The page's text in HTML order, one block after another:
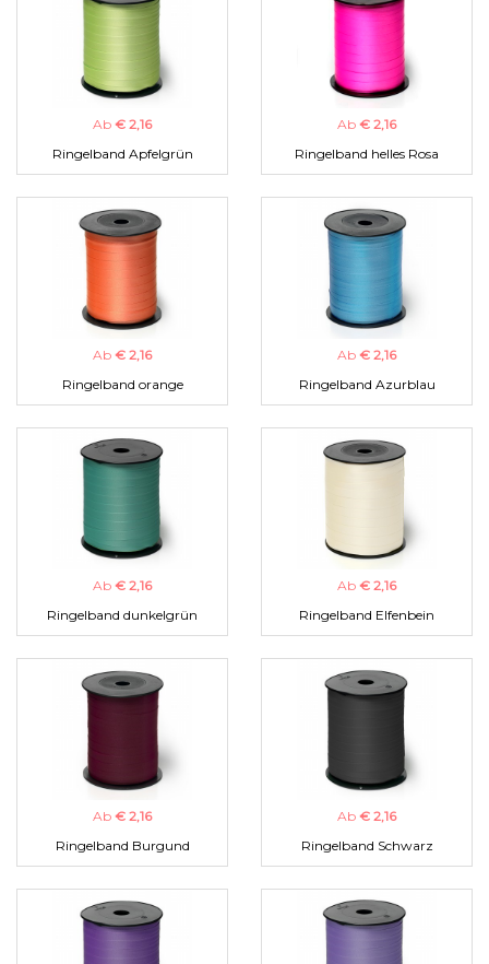
Ab € 2,16
Ringelband Apfelgrün
Ab € 2,16
Ringelband helles Rosa
Ab € 2,16
Ringelband orange
Ab € 2,16
Ringelband Azurblau
Ab € 2,16
Ringelband dunkelgrün
Ab € 2,16
Ringelband Elfenbein
Ab € 2,16
Ringelband Burgund
Ab € 2,16
Ringelband Schwarz